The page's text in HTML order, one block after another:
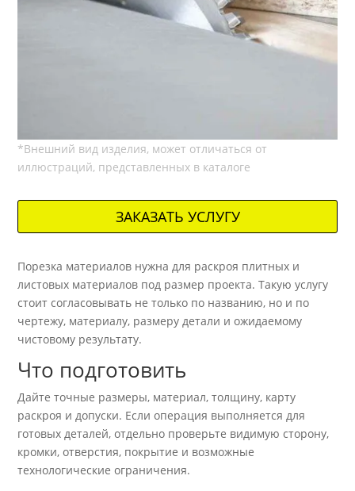
ЗАКАЗАТЬ УСЛУГУ
Порезка материалов нужна для раскроя плитных и
листовых материалов под размер проекта. Такую услугу
стоит согласовывать не только по названию, но и по
чертежу, материалу, размеру детали и ожидаемому
чистовому результату.
Что подготовить
Дайте точные размеры, материал, толщину, карту
раскроя и допуски. Если операция выполняется для
готовых деталей, отдельно проверьте видимую сторону,
кромки, отверстия, покрытие и возможные
технологические ограничения.